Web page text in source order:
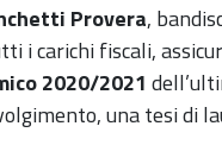
Provera,
i carichi fiscali,
2020/2021
una tesi di